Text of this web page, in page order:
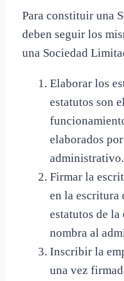
Para constituir una
deben seguir los
una Sociedad
Elaborar los
estatutos son
elaborados
administrativo.
Firmar la
en la escritura
estatutos de la
nombra al
Inscribir la
una vez